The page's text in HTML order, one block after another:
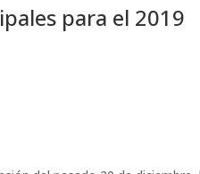
para el 2019